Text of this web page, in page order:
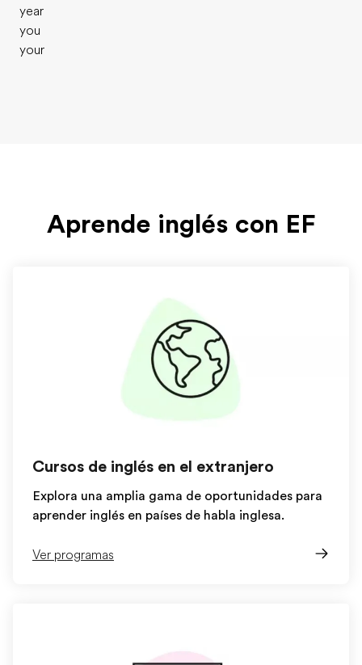
year
you
your
Aprende inglés con EF
Cursos de inglés en el extranjero
Explora una amplia gama de oportunidades para
aprender inglés en países de habla inglesa.
Ver programas